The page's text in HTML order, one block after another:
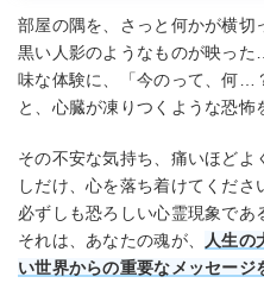
部屋の隅を、さっと何かが横切
黒い人影のようなものが映っ
味な体験に、「今のって、何…
と、心臓が凍りつくような恐怖
その不安な気持ち、痛いほど
しだけ、心を落ち着けてくださ
必ずしも恐ろしい心霊現象であ
それは、あなたの魂が、
人生の
い世界からの重要なメッセージ